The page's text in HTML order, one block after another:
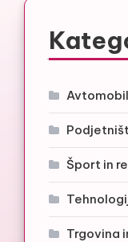
Šport in
Trgovina